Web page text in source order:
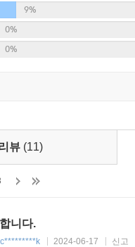
9%
0%
0%
뷰 (11)
니다.
c*********k 2024-06-17 신고